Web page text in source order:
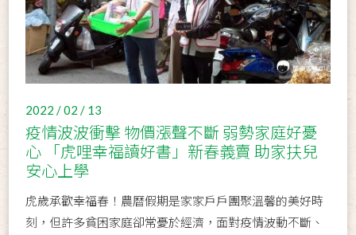
2022 / 02 / 13
疫情波波衝擊 物價漲聲不斷 弱勢家庭好憂
心 「虎哩幸福讀好書」新春義賣 助家扶兒
安心上學
虎歲承歡幸福春！農曆假期是家家戶戶團聚溫馨的美好時
刻，但許多貧困家庭卻常憂於經濟，面對疫情波動不斷、